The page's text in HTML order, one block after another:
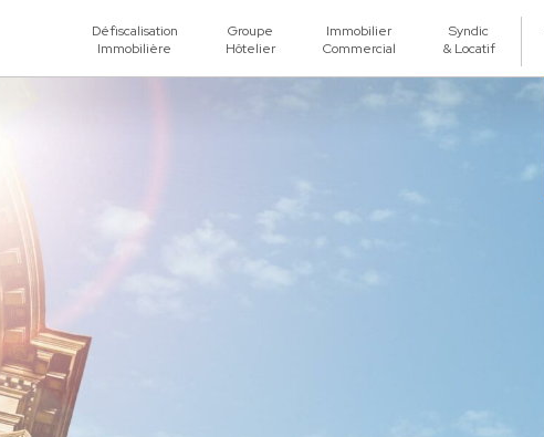
Défiscalisation
Immobilière
Groupe
Hôtelier
Immobilier
Commercial
Syndic
& Locatif